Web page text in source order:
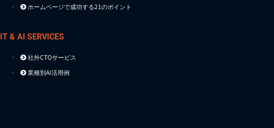
ホームページで成功する21のポイント
IT & AI SERVICES
社外CTOサービス
業種別AI活用例